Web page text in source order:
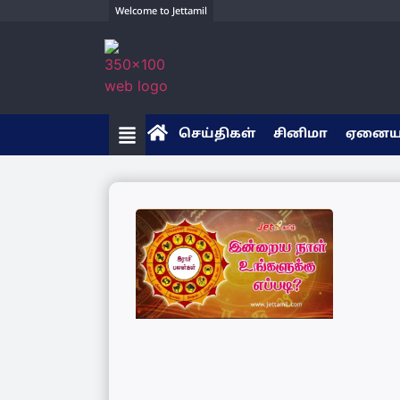
Welcome to Jettamil
செய்திகள் சினிமா